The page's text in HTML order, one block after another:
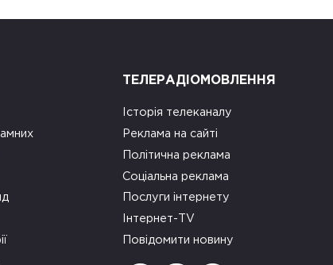
ТЕЛЕРАДІОМОВЛЕННЯ
Історія телеканалу
Реклама на сайті
Політична реклама
Соціальна реклама
Послуги інтернету
Інтернет-TV
Повідомити новину